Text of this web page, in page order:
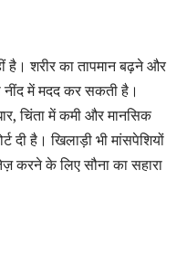
है। शरीर का तापमान बढ़ने और
नींद में मदद कर सकती है।
चिंता में कमी और मानसिक
दी है। खिलाड़ी भी मांसपेशियों
करने के लिए सौना का सहारा